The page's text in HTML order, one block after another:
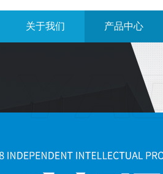
关于我们 产品中心